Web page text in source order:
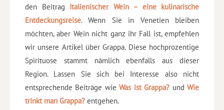
den Beitrag Italienischer Wein – eine kulinarische
Entdeckungsreise. Wenn Sie in Venetien bleiben
möchten, aber Wein nicht ganz ihr Fall ist, empfehlen
wir unsere Artikel über Grappa. Diese hochprozentige
Spirituose stammt nämlich ebenfalls aus dieser
Region. Lassen Sie sich bei Interesse also nicht
entsprechende Beiträge wieWas ist Grappa? undWie
trinkt man Grappa? entgehen.